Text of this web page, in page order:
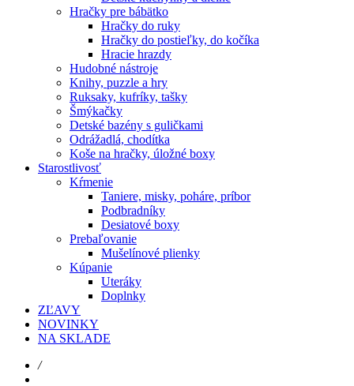
Hračky pre bábätko
Hračky do ruky
Hračky do postieľky, do kočíka
Hracie hrazdy
Hudobné nástroje
Knihy, puzzle a hry
Ruksaky, kufríky, tašky
Šmýkačky
Detské bazény s guličkami
Odrážadlá, chodítka
Koše na hračky, úložné boxy
Starostlivosť
Kŕmenie
Taniere, misky, poháre, príbor
Podbradníky
Desiatové boxy
Prebaľovanie
Mušelínové plienky
Kúpanie
Uteráky
Doplnky
ZĽAVY
NOVINKY
NA SKLADE
/